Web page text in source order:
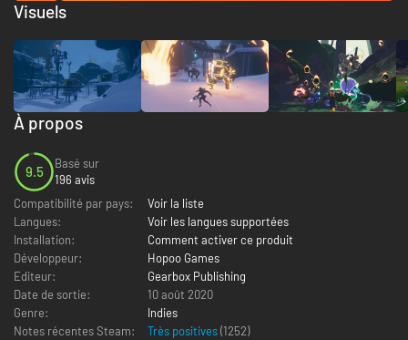
À propos
9.5
Basé sur
196 avis
Compatibilité par pays:
Voir la liste
Langues:
Voir les langues supportées
Installation:
Comment activer ce produit
Développeur:
Hopoo Games
Editeur:
Gearbox Publishing
Date de sortie:
10 août 2020
Genre:
Indies
Notes récentes Steam:
Très positives(1252)
Visuels